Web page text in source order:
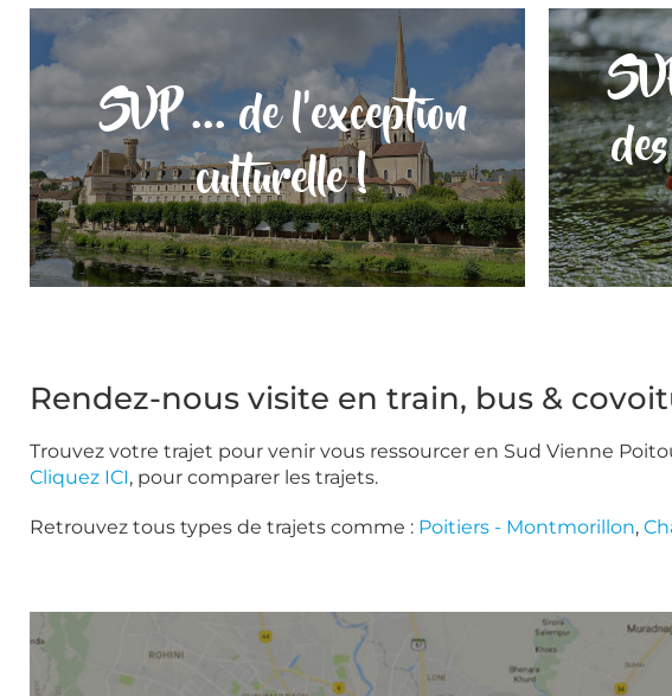
SVP ... de l'exception
culturelle !
Rendez-nous visite en train, bus &
Trouvez votre trajet pour venir vous ressourcer en Sud Vienne
Cliquez ICI, pour comparer les trajets.
Retrouvez tous types de trajets comme : Poitiers - Montmorillon,